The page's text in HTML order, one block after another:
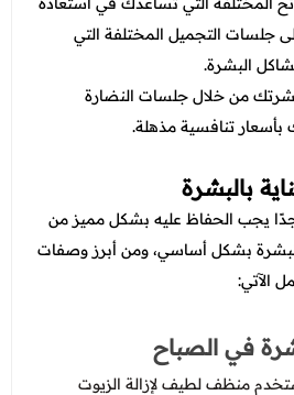
جلسات التجميل المختلفة التي
البشرة.
من خلال جلسات النضارة
بأسعار تنافسية مذهلة.
بالبشرة
جدًا يجب الحفاظ عليه بشكل مميز من
بشكل أساسي، ومن أبرز وصفات
الآتي:
في الصباح
منظف لطيف لإزالة الزيوت